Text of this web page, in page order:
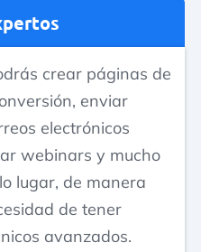
crear páginas de
enviar
electrónicos
webinars y mucho
lugar, de manera
de tener
avanzados.